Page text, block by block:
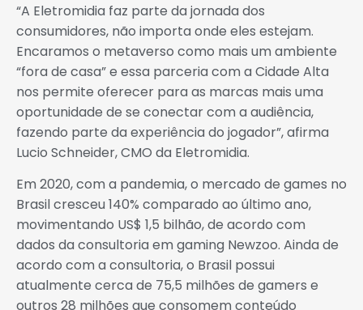
“A Eletromidia faz parte da jornada dos
consumidores, não importa onde eles estejam.
Encaramos o metaverso como mais um ambiente
“fora de casa” e essa parceria com a Cidade Alta
nos permite oferecer para as marcas mais uma
oportunidade de se conectar com a audiência,
fazendo parte da experiência do jogador”, afirma
Lucio Schneider, CMO da Eletromidia.
Em 2020, com a pandemia, o mercado de games no
Brasil cresceu 140% comparado ao último ano,
movimentando US$ 1,5 bilhão, de acordo com
dados da consultoria em gaming Newzoo. Ainda de
acordo com a consultoria, o Brasil possui
atualmente cerca de 75,5 milhões de gamers e
outros 28 milhões que consomem conteúdo